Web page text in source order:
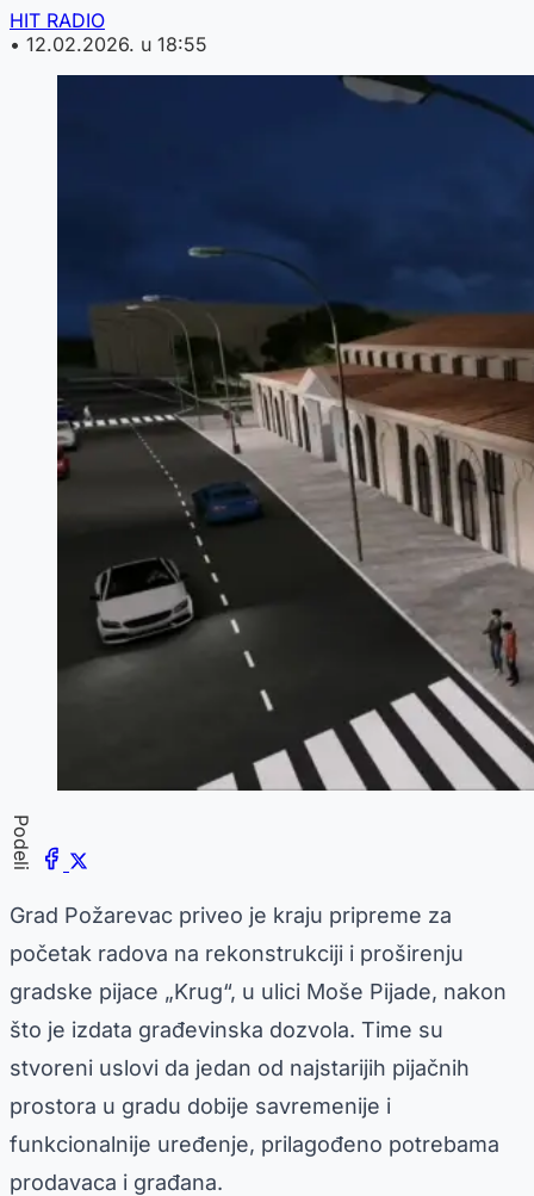
HIT RADIO
• 12.02.2026. u 18:55
Podeli
Grad Požarevac priveo je kraju pripreme za
početak radova na rekonstrukciji i proširenju
gradske pijace „Krug“, u ulici Moše Pijade, nakon
što je izdata građevinska dozvola. Time su
stvoreni uslovi da jedan od najstarijih pijačnih
prostora u gradu dobije savremenije i
funkcionalnije uređenje, prilagođeno potrebama
prodavaca i građana.